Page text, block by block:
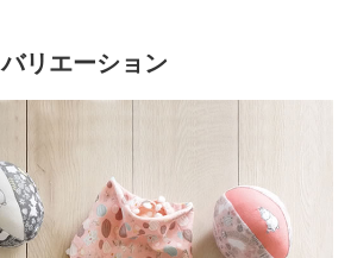
バリエーション